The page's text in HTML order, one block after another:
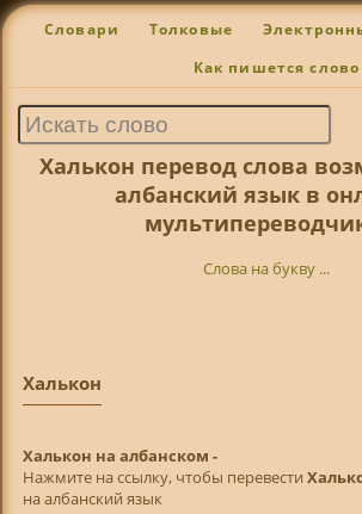
Словари Толковые
Как пишется слово
Халькон перевод слова
албанский язык в
Слова на букву ...
Халькон
Халькон на албанском -
Нажмите на ссылку, чтобы перевести
на албанский язык